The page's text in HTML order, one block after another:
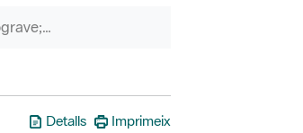
P&agrave;gines &ograve;rfenes
Detalls Imprimeix